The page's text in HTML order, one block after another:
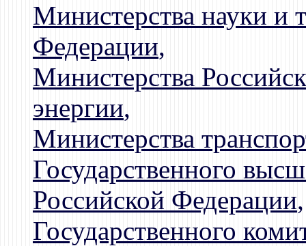
Министерства науки и
Федерации,
Министерства
энергии,
Министерства
Государственного
Российской Федерации,
Государственного